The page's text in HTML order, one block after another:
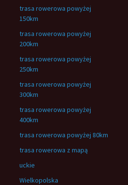
trasa rowerowa powyżej
150km
trasa rowerowa powyżej
200km
trasa rowerowa powyżej
250km
trasa rowerowa powyżej
300km
trasa rowerowa powyżej
400km
trasa rowerowa powyżej 80km
trasa rowerowa z mapą
uckie
Wielkopolska